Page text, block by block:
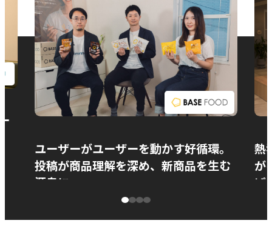
ユーザーがユーザーを動かす好循環。
投稿が商品理解を深め、新商品を生む
源泉に
熱
が
ぱ